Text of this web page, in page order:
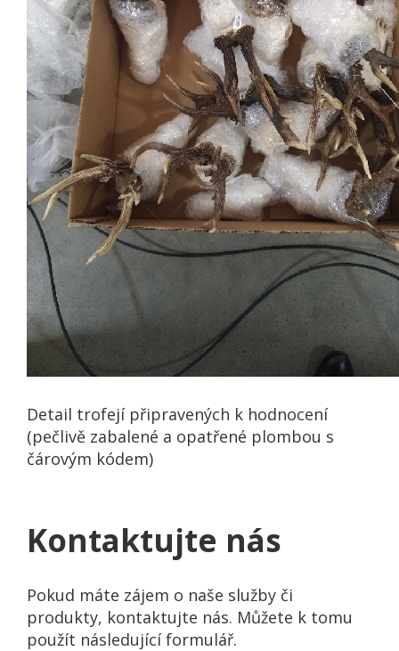
Detail trofejí připravených k hodnocení
(pečlivě zabalené a opatřené plombou s
čárovým kódem)
Kontaktujte nás
Pokud máte zájem o naše služby či
produkty, kontaktujte nás. Můžete k tomu
použít následující formulář.